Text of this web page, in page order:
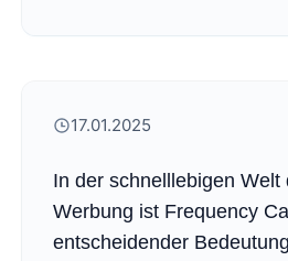
17.01.2025
In der schnelllebigen Welt
Werbung ist Frequency
entscheidender